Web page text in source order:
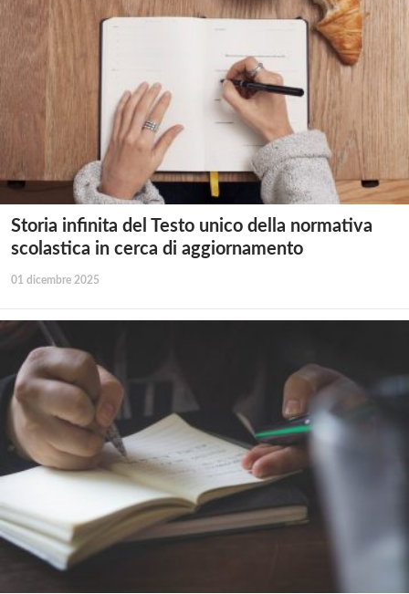
Storia infinita del Testo unico della normativa
scolastica in cerca di aggiornamento
01 dicembre 2025